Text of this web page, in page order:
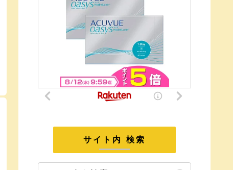
サイト内 検索